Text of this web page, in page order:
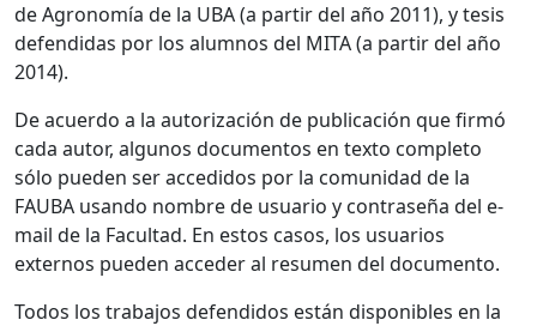
de Agronomía de la UBA (a partir del año 2011), y tesis
defendidas por los alumnos del MITA (a partir del año
2014).
De acuerdo a la autorización de publicación que firmó
cada autor, algunos documentos en texto completo
sólo pueden ser accedidos por la comunidad de la
FAUBA usando nombre de usuario y contraseña del e-
mail de la Facultad. En estos casos, los usuarios
externos pueden acceder al resumen del documento.
Todos los trabajos defendidos están disponibles en la